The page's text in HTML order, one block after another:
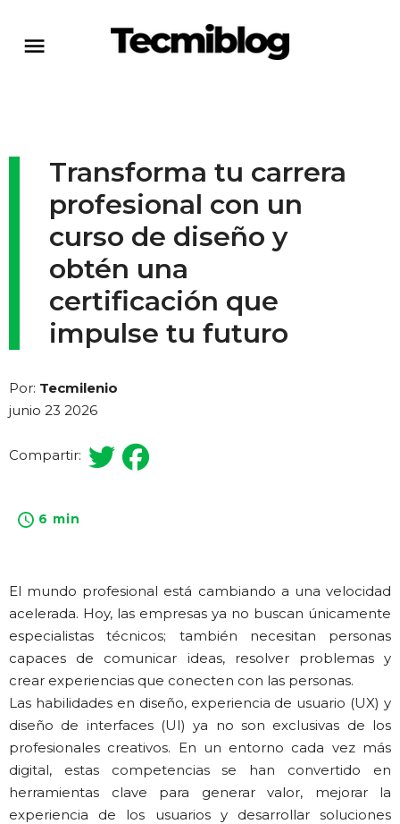
Transforma tu carrera
profesional con un
curso de diseño y
obtén una
certificación que
impulse tu futuro
Por: Tecmilenio
junio 23 2026
Compartir:
6 min
El mundo profesional está cambiando a una velocidad
acelerada. Hoy, las empresas ya no buscan únicamente
especialistas técnicos; también necesitan personas
capaces de comunicar ideas, resolver problemas y
crear experiencias que conecten con las personas.
Las habilidades en diseño, experiencia de usuario (UX) y
diseño de interfaces (UI) ya no son exclusivas de los
profesionales creativos. En un entorno cada vez más
digital, estas competencias se han convertido en
herramientas clave para generar valor, mejorar la
experiencia de los usuarios y desarrollar soluciones